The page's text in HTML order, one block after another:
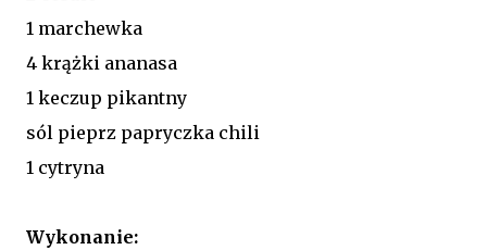
1 marchewka
4 krążki ananasa
1 keczup pikantny
sól pieprz papryczka chili
1 cytryna
Wykonanie: